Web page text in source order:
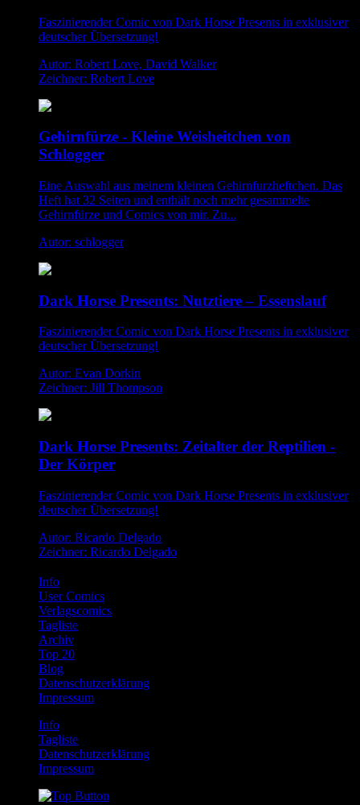
Faszinierender Comic von Dark Horse Presents in exklusiver
deutscher Übersetzung!
Autor: Robert Love, David Walker
Zeichner: Robert Love
Gehirnfürze - Kleine Weisheitchen von
Schlogger
Eine Auswahl aus meinem kleinen Gehirnfurzheftchen. Das
Heft hat 32 Seiten und enthält noch mehr gesammelte
Gehirnfürze und Comics von mir. Zu...
Autor: schlogger
Dark Horse Presents: Nutztiere – Essenslauf
Faszinierender Comic von Dark Horse Presents in exklusiver
deutscher Übersetzung!
Autor: Evan Dorkin
Zeichner: Jill Thompson
Dark Horse Presents: Zeitalter der Reptilien -
Der Körper
Faszinierender Comic von Dark Horse Presents in exklusiver
deutscher Übersetzung!
Autor: Ricardo Delgado
Zeichner: Ricardo Delgado
Info
User Comics
Verlagscomics
Tagliste
Archiv
Top 20
Blog
Datenschutzerklärung
Impressum
Info
Tagliste
Datenschutzerklärung
Impressum